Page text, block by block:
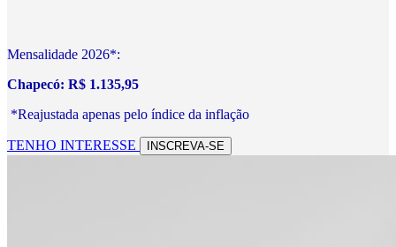
Mensalidade 2026*:
Chapecó: R$ 1.135,95
*Reajustada apenas pelo índice da inflação
TENHO INTERESSE INSCREVA-SE